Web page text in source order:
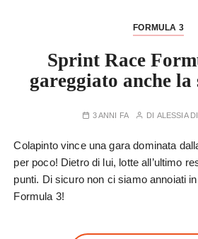
FORMULA 3
Sprint Race
gareggiato anche la
3 ANNI FA DI ALESSIA
Colapinto vince una gara dominata
per poco! Dietro di lui, lotte all’ultimo
punti. Di sicuro non ci siamo annoiati
Formula 3!